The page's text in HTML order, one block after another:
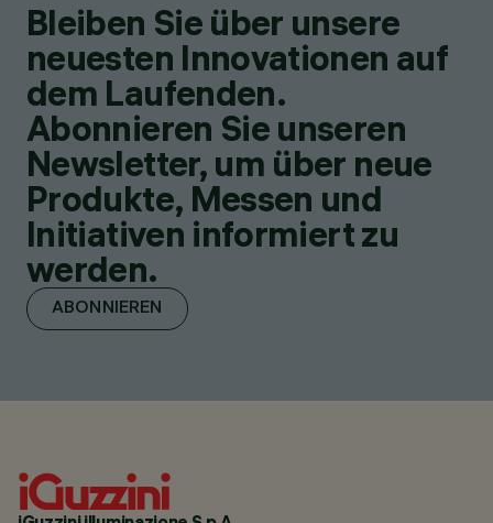
Bleiben Sie über unsere
neuesten Innovationen auf
dem Laufenden.
Abonnieren Sie unseren
Newsletter, um über neue
Produkte, Messen und
Initiativen informiert zu
werden.
ABONNIEREN